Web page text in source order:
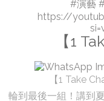
#演藝
https://
【1
【1 Take
輪到最後一組！講到